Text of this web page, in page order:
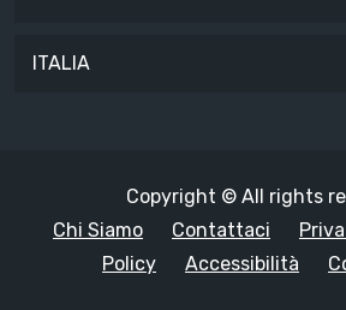
ITALIA
Copyright © All rights
Chi Siamo
Contattaci
Policy
Accessibilità